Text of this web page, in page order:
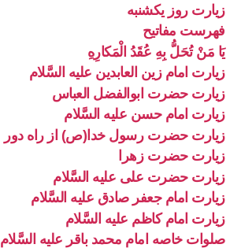
زیارت روز یکشنبه
فهرست مفاتیح
يَا مَنْ تُحَلُّ بِهِ عُقَدُ الْمَكارِهِ
زیارت امام زین العابدین علیه السَّلام
زیارت حضرت ابوالفضل العباس
زیارت امام حسن علیه السَّلام
زیارت حضرت رسول خدا(ص) از راه دور
زیارت حضرت زهرا
زیارت حضرت علی علیه السَّلام
زیارت امام جعفر صادق علیه السَّلام
زیارت امام کاظم علیه السَّلام
صلوات خاصه امام محمد باقر علیه السَّلام